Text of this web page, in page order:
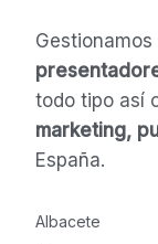
todo tipo así
marketing,
España.
Albacete